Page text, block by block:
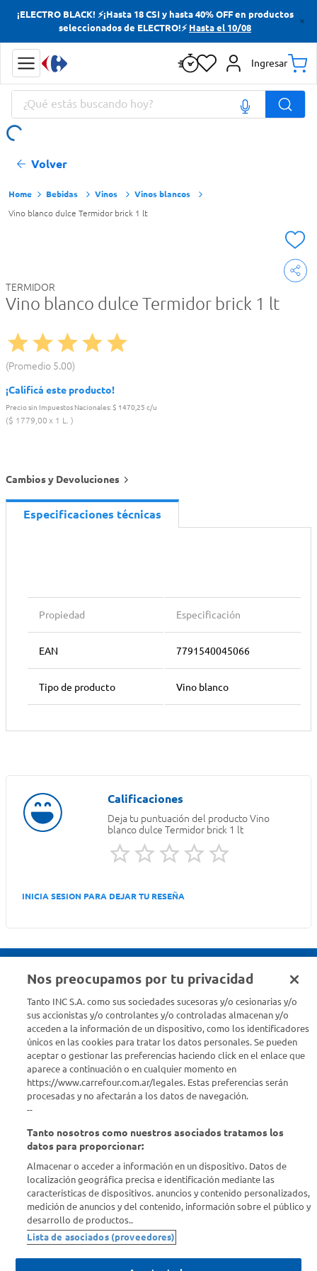
¡ELECTRO BLACK! ⚡¡Hasta 18 CSI y hasta 40% OFF en productos
seleccionados de ELECTRO!⚡ Hasta el 10/08
Ingresar
¿Qué estás buscando hoy?
Volver
Bebidas Vinos Vinos blancos
Vino blanco dulce Termidor brick 1 lt
TERMIDOR
Vino blanco dulce Termidor brick 1 lt
Promedio 5.00
¡Calificá este producto!
Precio sin Impuestos Nacionales:$ 1470,25 c/u
$ 1779,00 1 L.
Cambios y Devoluciones
Especificaciones técnicas
Propiedad Especificación
EAN 7791540045066
Tipo de producto Vino blanco
Deja tu puntuación del producto Vino
blanco dulce Termidor brick 1 lt
INICIA SESION PARA DEJAR TU RESEÑA
Estamos para ayudarte
¿Tenés una consulta? Comunicate con nosotros acá
Descubrí Carrefour
Conocenos
Info útil
Comprá Online
Nos preocupamos por tu privacidad
Tanto INC S.A. como sus sociedades sucesoras y/o cesionarias y/o
sus accionistas y/o controlantes y/o controladas almacenan y/o
acceden a la información de un dispositivo, como los identificadores
únicos en las cookies para tratar los datos personales. Se pueden
aceptar o gestionar las preferencias haciendo click en el enlace que
aparece a continuación o en cualquier momento en
https://www.carrefour.com.ar/legales. Estas preferencias serán
procesadas y no afectarán a los datos de navegación.
--
Tanto nosotros como nuestros asociados tratamos los
datos para proporcionar:
Almacenar o acceder a información en un dispositivo. Datos de
localización geográfica precisa e identificación mediante las
características de dispositivos. anuncios y contenido personalizados,
medición de anuncios y del contenido, información sobre el público y
desarrollo de productos..
Lista de asociados (proveedores)
Términos más buscados
Yerba
Cerveza
Papas Fritas
Términos más buscados
Yerba
Cerveza
Papas Fritas
Doves